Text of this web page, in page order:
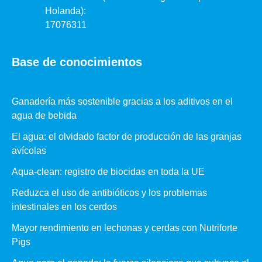
Holanda):
17076311
Base de conocimientos
Ganadería más sostenible gracias a los aditivos en el
agua de bebida
El agua: el olvidado factor de producción de las granjas
avícolas
Aqua-clean: registro de biocidas en toda la UE
Reduzca el uso de antibióticos y los problemas
intestinales en los cerdos
Mayor rendimiento en lechonas y cerdas con Nutriforte
Pigs